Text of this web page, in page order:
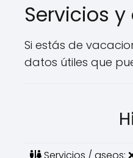
Servicios
Si estás de
datos útiles que